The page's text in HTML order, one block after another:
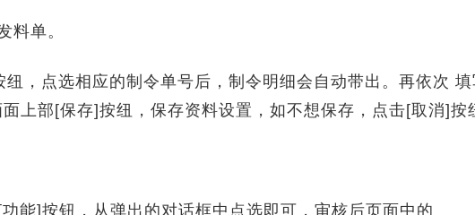
单。
点选相应的制令单号后，制令明细会自动带出。再依次 填
上部[保存]按纽，保存资料设置，如不想保存，点击[取消]按
]按钮，从弹出的对话框中点选即可，审核后页面中的